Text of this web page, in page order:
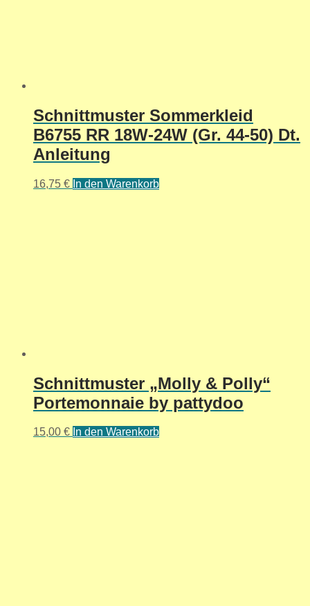
Schnittmuster Sommerkleid
B6755 RR 18W-24W (Gr. 44-50) Dt.
Anleitung
16,75 € In den Warenkorb
Schnittmuster „Molly & Polly“
Portemonnaie by pattydoo
15,00 € In den Warenkorb